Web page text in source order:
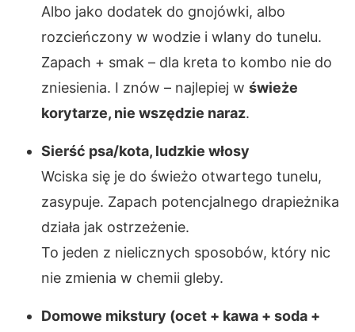
Albo jako dodatek do gnojówki, albo
rozcieńczony w wodzie i wlany do tunelu.
Zapach + smak – dla kreta to kombo nie do
zniesienia. I znów – najlepiej w świeże
korytarze, nie wszędzie naraz.
Sierść psa/kota, ludzkie włosy
Wciska się je do świeżo otwartego tunelu,
zasypuje. Zapach potencjalnego drapieżnika
działa jak ostrzeżenie.
To jeden z nielicznych sposobów, który nic
nie zmienia w chemii gleby.
Domowe mikstury (ocet + kawa + soda +